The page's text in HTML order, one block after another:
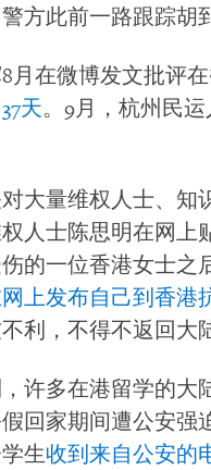
方此前一路跟踪胡
月在微博发文批评
天。9月，杭州民
大量维权人士、知
人士陈思明在网上
的一位香港女士之
上发布自己到香港
利，不得不返回大
许多在港留学的
回家期间遭公安强
生收到来自公安的